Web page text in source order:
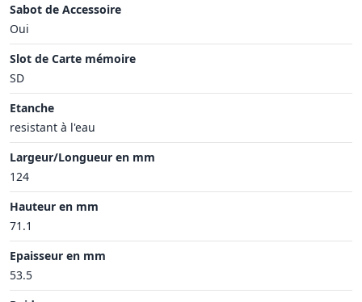
Sabot de Accessoire
Oui
Slot de Carte mémoire
SD
Etanche
resistant à l'eau
Largeur/Longueur en mm
124
Hauteur en mm
71.1
Epaisseur en mm
53.5